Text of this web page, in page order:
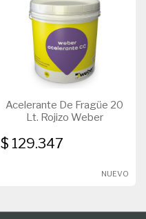
Acelerante De Fragüe 20
Lt. Rojizo Weber
$ 129.347
NUEVO